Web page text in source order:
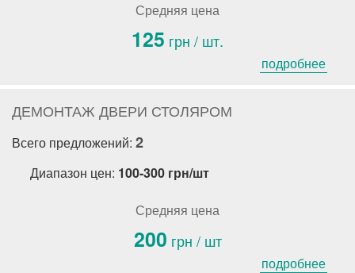
Средняя цена
125 грн / шт.
подробнее
ДЕМОНТАЖ ДВЕРИ СТОЛЯРОМ
Всего предложений: 2
Диапазон цен: 100-300 грн/шт
Средняя цена
200 грн / шт
подробнее